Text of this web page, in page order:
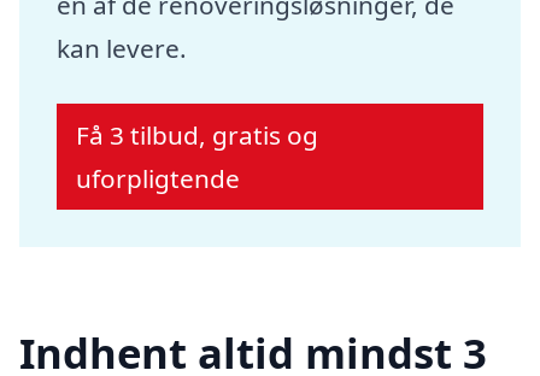
kan levere.
Få 3 tilbud, gratis og
uforpligtende
Indhent altid mindst 3